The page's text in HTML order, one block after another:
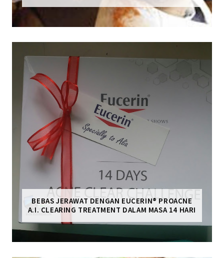
BEBAS JERAWAT DENGAN EUCERIN® PROACNE
A.I. CLEARING TREATMENT DALAM MASA 14 HARI